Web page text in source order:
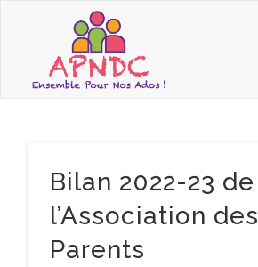
Bilan 2022-23 de
l’Association des
Parents